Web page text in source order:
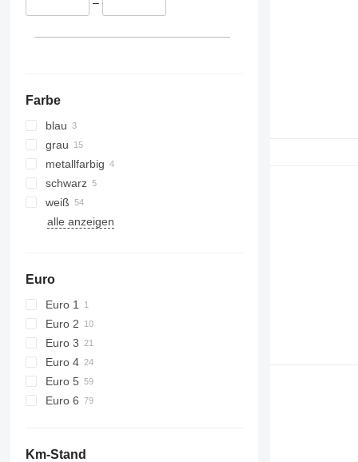
–
Farbe
blau
grau
metallfarbig
schwarz
weiß
alle anzeigen
Euro
Euro 1
Euro 2
Euro 3
Euro 4
Euro 5
Euro 6
Km-Stand